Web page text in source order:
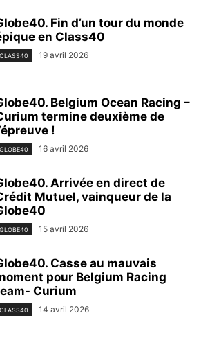
Fin d’un tour du monde
en Class40
CLASS40 19 avril 2026
Belgium Ocean Racing –
termine deuxième de
!
GLOBE40 16 avril 2026
Arrivée en direct de
Mutuel, vainqueur de la
GLOBE40 15 avril 2026
Casse au mauvais
pour Belgium Racing
Curium
CLASS40 14 avril 2026